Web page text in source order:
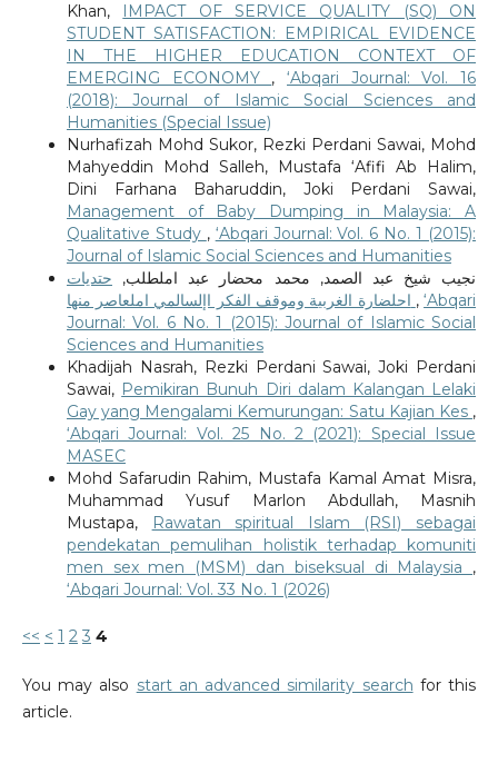
Khan, IMPACT OF SERVICE QUALITY (SQ) ON
STUDENT SATISFACTION: EMPIRICAL EVIDENCE
IN THE HIGHER EDUCATION CONTEXT OF
EMERGING ECONOMY ,‘Abqari Journal: Vol. 16
(2018): Journal of Islamic Social Sciences and
Humanities (Special Issue)
Nurhafizah Mohd Sukor, Rezki Perdani Sawai, Mohd
Mahyeddin Mohd Salleh, Mustafa ‘Afifi Ab Halim,
Dini Farhana Baharuddin, Joki Perdani Sawai,
Management of Baby Dumping in Malaysia: A
Qualitative Study , ‘Abqari Journal: Vol. 6 No. 1 (2015):
Journal of Islamic Social Sciences and Humanities
نجيب شيخ عبد الصمد, محمد محضار عبد املطلب, حتديات
,‘Abqari
Journal: Vol. 6 No. 1 (2015): Journal of Islamic Social
Sciences and Humanities
Khadijah Nasrah, Rezki Perdani Sawai, Joki Perdani
Sawai, Pemikiran Bunuh Diri dalam Kalangan Lelaki
Gay yang Mengalami Kemurungan: Satu Kajian Kes ,
‘Abqari Journal: Vol. 25 No. 2 (2021): Special Issue
MASEC
Mohd Safarudin Rahim, Mustafa Kamal Amat Misra,
Muhammad Yusuf Marlon Abdullah, Masnih
Mustapa,
Rawatan spiritual Islam (RSI) sebagai
pendekatan pemulihan holistik terhadap komuniti
men sex men (MSM) dan biseksual di Malaysia ,
‘Abqari Journal: Vol. 33 No. 1 (2026)
<< < 1 2 3 4
You may also start an advanced similarity search for this
article.